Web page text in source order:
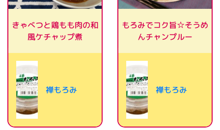
きゃべつと鶏もも肉の和
風ケチャップ煮
禅もろみ
もろみでコク旨☆そうめ
んチャンプルー
禅もろみ